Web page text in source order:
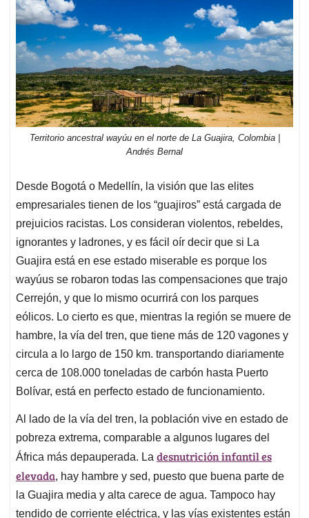
Territorio ancestral wayúu en el norte de La Guajira, Colombia |
Andrés Bernal
Desde Bogotá o Medellín, la visión que las elites
empresariales tienen de los “guajiros” está cargada de
prejuicios racistas. Los consideran violentos, rebeldes,
ignorantes y ladrones, y es fácil oír decir que si La
Guajira está en ese estado miserable es porque los
wayúus se robaron todas las compensaciones que trajo
Cerrejón, y que lo mismo ocurrirá con los parques
eólicos. Lo cierto es que, mientras la región se muere de
hambre, la vía del tren, que tiene más de 120 vagones y
circula a lo largo de 150 km. transportando diariamente
cerca de 108.000 toneladas de carbón hasta Puerto
Bolívar, está en perfecto estado de funcionamiento.
Al lado de la vía del tren, la población vive en estado de
pobreza extrema, comparable a algunos lugares del
África más depauperada. La desnutrición infantil es
elevada, hay hambre y sed, puesto que buena parte de
la Guajira media y alta carece de agua. Tampoco hay
tendido de corriente eléctrica, y las vías existentes están